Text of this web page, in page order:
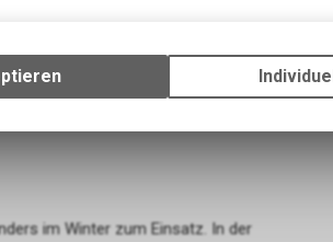
roten Bömbchen enthalten die
C bekannt, dem sie übrigens den
A und sind reich an Pektin, einem
Mineralien, Spurenelemente und
Gerbstoffe, Carotinoide (wie
im Winter zum Einsatz. In der
um die grundlegenden Funktionen unseres
des Warenkorbs, zu ermöglichen. Bitte